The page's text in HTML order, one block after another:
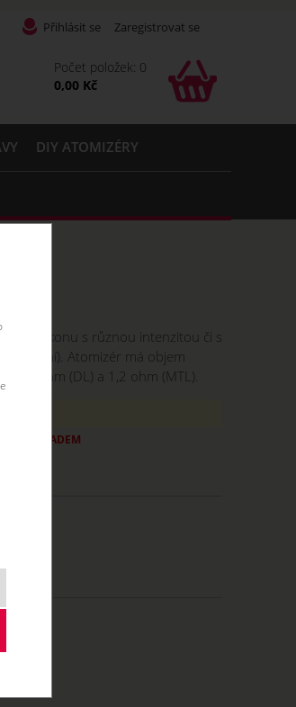
DIY ATOMIZÉRY
Přihlásit se Zaregistrovat se
Počet položek: 0
0,00 Kč
výkonu s různou intenzitou či s
balení). Atomizér má objem
0,4 ohm (DL) a 1,2 ohm (MTL).
SKLADEM